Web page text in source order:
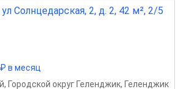
Солнцедарская, 2, д. 2, 42 м², 2/5
в месяц
, Городской округ Геленджик, Геленджик